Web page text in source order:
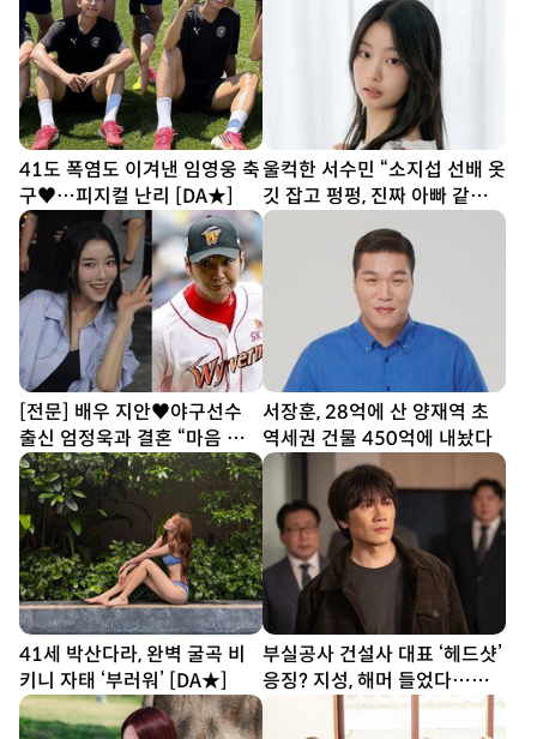
41도 폭염도 이겨낸 임영웅 축
구♥…피지컬 난리 [DA★]
울컥한 서수민 “소지섭 선배 옷
깃 잡고 펑펑, 진짜 아빠 같았
다” (종합)[DA인터뷰]
[전문] 배우 지안♥야구선수
출신 엄정욱과 결혼 “마음 참
따뜻한 사람”
서장훈, 28억에 산 양재역 초
역세권 건물 450억에 내놨다
41세 박산다라, 완벽 굴곡 비
키니 자태 ‘부러워’ [DA★]
부실공사 건설사 대표 ‘헤드샷’
응징? 지성, 해머 들었다…대
리 통쾌 (아파트)